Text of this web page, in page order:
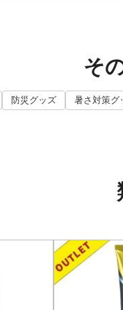
そ
防災グッズ 暑さ対策グ